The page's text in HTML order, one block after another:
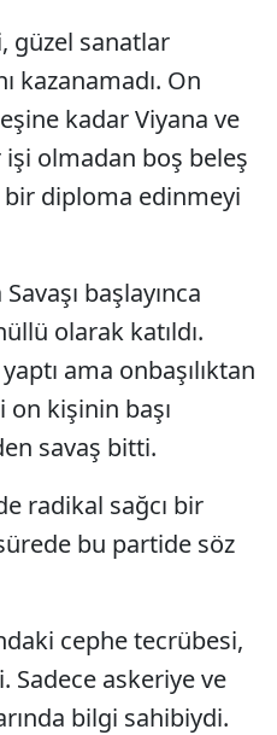
güzel sanatlar
kazanamadı. On
kadar Viyana ve
olmadan boş beleş
diploma edinmeyi
başlayınca
olarak katıldı.
ama onbaşılıktan
kişinin başı
savaş bitti.
radikal sağcı bir
bu partide söz
cephe tecrübesi,
Sadece askeriye ve
bilgi sahibiydi.